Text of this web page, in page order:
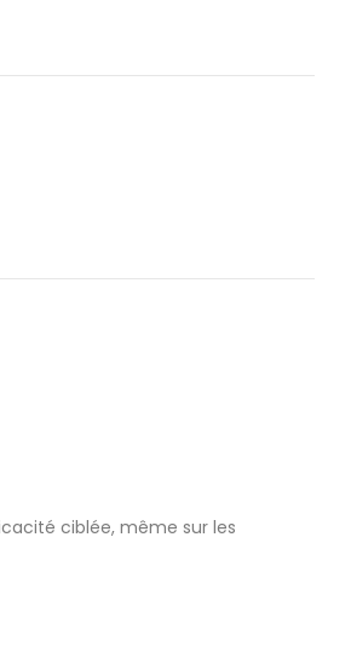
ciblée, même sur les